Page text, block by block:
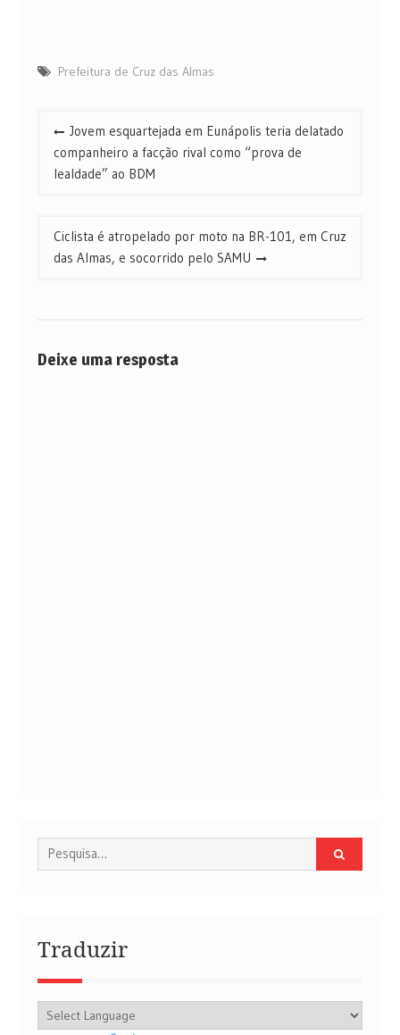
Prefeitura de Cruz das Almas
Navegação
de
Post
Jovem esquartejada em Eunápolis teria delatado
companheiro a facção rival como “prova de
lealdade” ao BDM
Ciclista é atropelado por moto na BR-101, em Cruz
das Almas, e socorrido pelo SAMU
Deixe uma resposta
Procurar
por:
Traduzir